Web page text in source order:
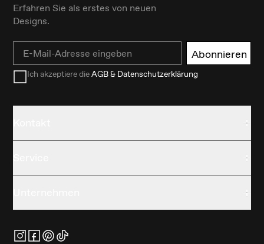
Erfahren Sie als erstes von neuen
Designs.
Email Abonnieren
Ich akzeptiere dieAGB & Datenschutzerklärung